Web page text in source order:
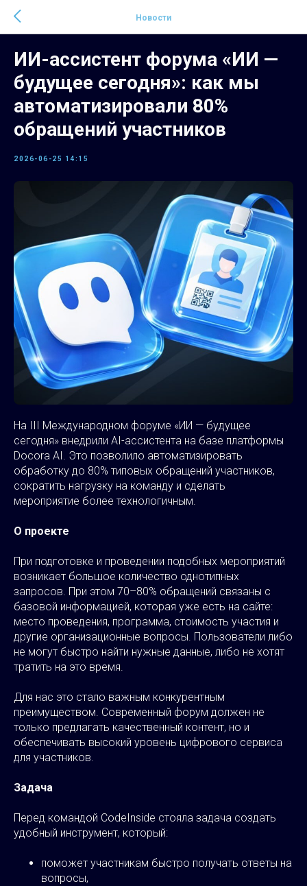
Новости
ИИ-ассистент форума «ИИ —
будущее сегодня»: как мы
автоматизировали 80%
обращений участников
2026-06-25 14:15
На III Международном форуме «ИИ — будущее
сегодня» внедрили AI-ассистента на базе платформы
Docora AI. Это позволило автоматизировать
обработку до 80% типовых обращений участников,
сократить нагрузку на команду и сделать
мероприятие более технологичным.
О проекте
При подготовке и проведении подобных мероприятий
возникает большое количество однотипных
запросов. При этом 70–80% обращений связаны с
базовой информацией, которая уже есть на сайте:
место проведения, программа, стоимость участия и
другие организационные вопросы. Пользователи либо
не могут быстро найти нужные данные, либо не хотят
тратить на это время.
Для нас это стало важным конкурентным
преимуществом. Современный форум должен не
только предлагать качественный контент, но и
обеспечивать высокий уровень цифрового сервиса
для участников.
Задача
Перед командой CodeInside стояла задача создать
удобный инструмент, который:
поможет участникам быстро получать ответы на
вопросы,